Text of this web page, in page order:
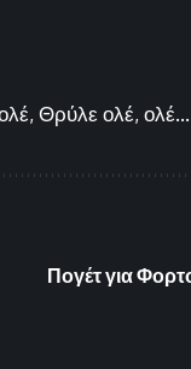
Θρύλε ολέ, ολέ...
Πογέτ για